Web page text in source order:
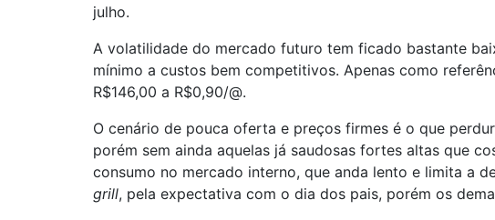
julho.
A volatilidade do mercado futuro tem ficado bastante
mínimo a custos bem competitivos. Apenas como
R$146,00 a R$0,90/@.
O cenário de pouca oferta e preços firmes é o que
porém sem ainda aquelas já saudosas fortes altas que
consumo no mercado interno, que anda lento e limita a
grill, pela expectativa com o dia dos pais, porém os